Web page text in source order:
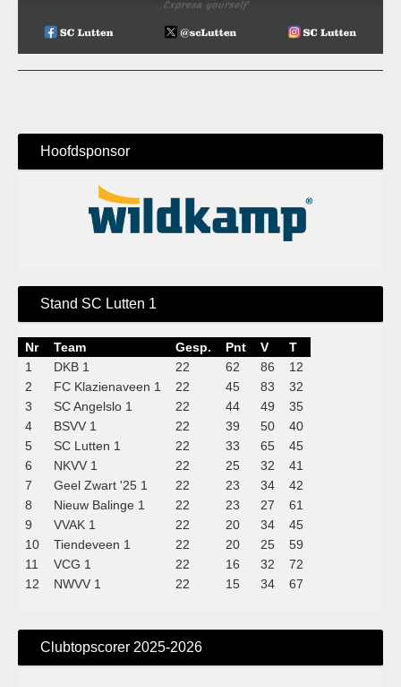
Hoofdsponsor
Stand SC Lutten 1
Nr Team Gesp. Pnt V
T
1
DKB 1 22 62 86
12
2
FC Klazienaveen 1 22 45 83
32
3
SC Angelslo 1 22 44 49
35
4
BSVV 1 22 39 50
40
5
SC Lutten 1 22 33 65
45
6
NKVV 1 22 25 32
41
7
Geel Zwart '25 1 22 23 34
42
8
Nieuw Balinge 1 22 23 27
61
9
VVAK 1 22 20 34
45
10
Tiendeveen 1 22 20 25
59
11
VCG 1 22 16 32
72
12
NWVV 1 22 15 34 67
Clubtopscorer 2025-2026